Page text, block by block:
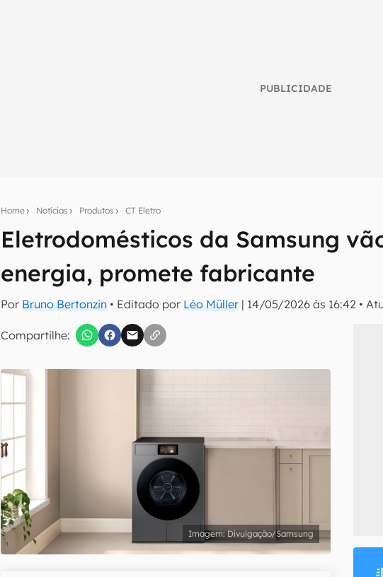
PUBLICIDADE
Home Notícias Produtos CT Eletro
Eletrodomésticos da Samsung
energia, promete fabricante
Por Bruno Bertonzin • Editado por Léo Müller | 14/05/2026 às 16:42 •
Compartilhe:
Seu resumo inteligente do mundo tech!
Assine a newsletter do Canaltech e receba notícias e reviews sobre
mão.
E-mail
Divulgação/Samsung